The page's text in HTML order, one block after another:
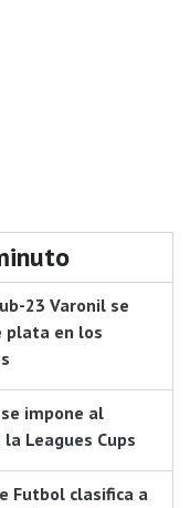
23 Varonil se
plata en los
impone al
Leagues Cups
Futbol clasifica a